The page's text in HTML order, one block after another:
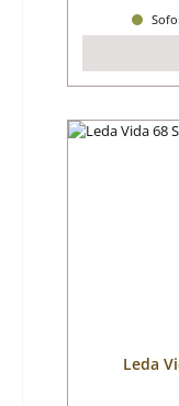
Leda